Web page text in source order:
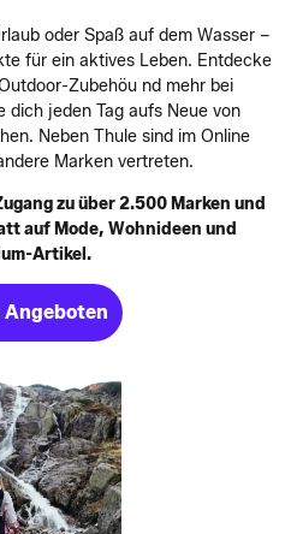
oder Spaß auf dem Wasser –
für ein aktives Leben. Entdecke
Zubehöu nd mehr bei
dich jeden Tag aufs Neue von
Neben Thule sind im Online
Marken vertreten.
zu über 2.500 Marken und
auf Mode, Wohnideen und
Artikel.
Angeboten